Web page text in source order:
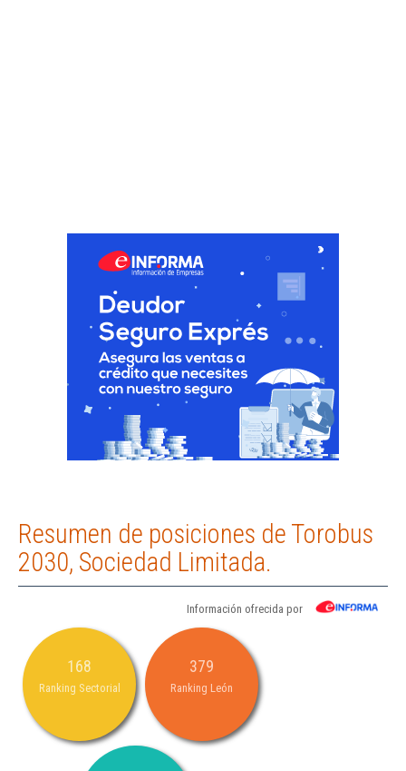
Resumen de posiciones de Torobus
2030, Sociedad Limitada.
Información ofrecida por
168
Ranking Sectorial
379
Ranking León